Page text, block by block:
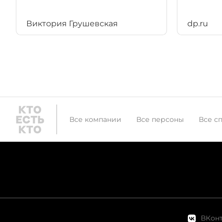
Виктория Грушевская dp.ru
Все компании Все персоны Все